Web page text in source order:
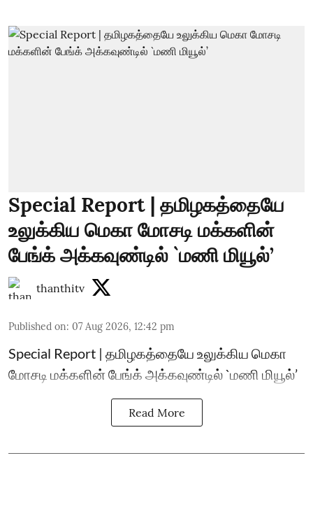
Special Report | தமிழகத்தையே
உலுக்கிய மெகா மோசடி மக்களின்
பேங்க் அக்கவுண்டில் `மணி மியூல்’
thanthitv
Published on: 07 Aug 2026, 12:42 pm
Special Report | தமிழகத்தையே உலுக்கிய மெகா
மோசடி மக்களின் பேங்க் அக்கவுண்டில் `மணி மியூல்’
Read More